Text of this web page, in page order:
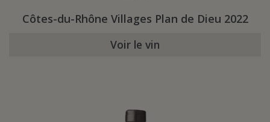
Côtes-du-Rhône Villages Plan de Dieu 2022
Voir le vin